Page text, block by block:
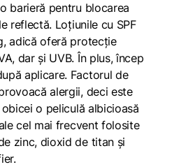
barieră pentru blocarea
reflectă. Loțiunile cu SPF
adică oferă protecție
dar și UVB. În plus, încep
aplicare. Factorul de
alergii, deci este
o peliculă albicioasă
cel mai frecvent folosite
zinc, dioxid de titan și